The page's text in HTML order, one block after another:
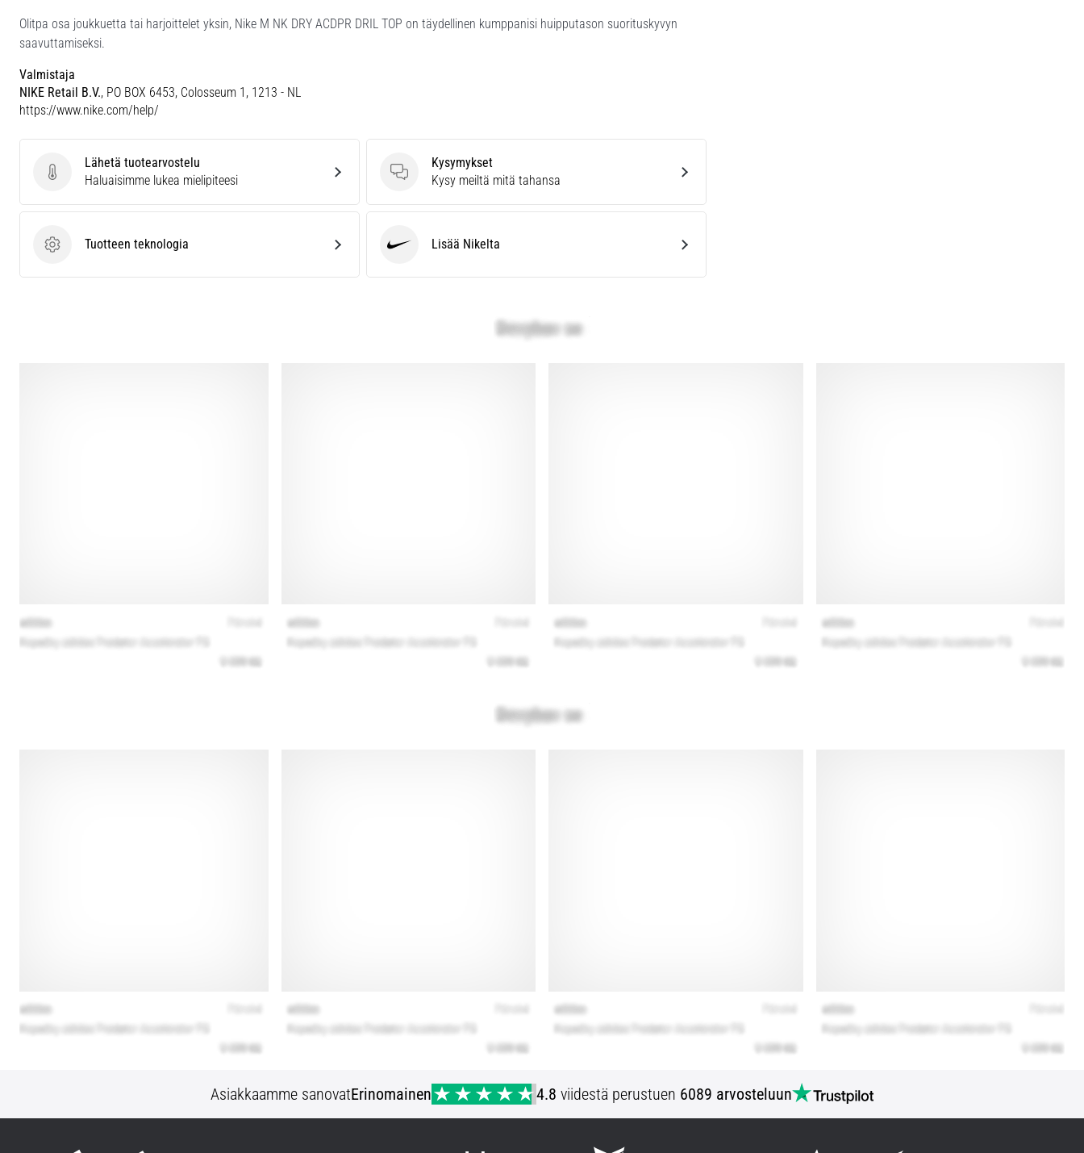
Olitpa osa joukkuetta tai harjoittelet yksin, Nike M NK DRY ACDPR DRIL TOP on täydellinen kumppanisi huipputason suorituskyvyn
saavuttamiseksi.
Valmistaja
NIKE Retail B.V., PO BOX 6453, Colosseum 1, 1213 - NL
https://www.nike.com/help/
Lähetä tuotearvostelu
Lähetä tuotearvostelu
Haluaisimme lukea mielipiteesi
Kysymykset
Kysymykset
Kysy meiltä mitä tahansa
Tuotteen teknologia
Tuotteen teknologia Lisää Nikelta
Asiakkaamme sanovatErinomainen 4.8 viidestä perustuen 6089 arvosteluun